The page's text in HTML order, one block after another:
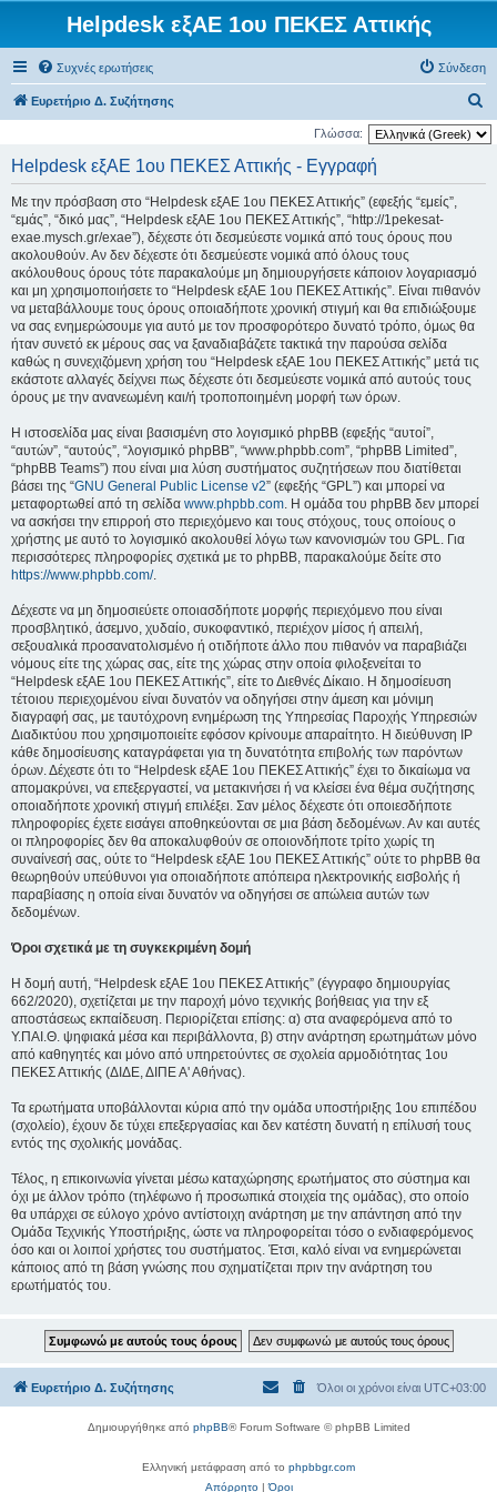
Helpdesk εξΑΕ 1ου ΠΕΚΕΣ Αττικής
Συχνές ερωτήσεις Σύνδεση
Ευρετήριο Δ. Συζήτησης
ν
Γλώσσα:
Helpdesk εξΑΕ 1ου ΠΕΚΕΣ Αττικής - Εγγραφή
Με την πρόσβαση στο “Helpdesk εξΑΕ 1ου ΠΕΚΕΣ Αττικής” (εφεξής “εμείς”,
“εμάς”, “δικό μας”, “Helpdesk εξΑΕ 1ου ΠΕΚΕΣ Αττικής”, “http://1pekesat-
exae.mysch.gr/exae”), δέχεστε ότι δεσμεύεστε νομικά από τους όρους που
ακολουθούν. Αν δεν δέχεστε ότι δεσμεύεστε νομικά από όλους τους
ακόλουθους όρους τότε παρακαλούμε μη δημιουργήσετε κάποιον λογαριασμό
και μη χρησιμοποιήσετε το “Helpdesk εξΑΕ 1ου ΠΕΚΕΣ Αττικής”. Είναι πιθανόν
να μεταβάλλουμε τους όρους οποιαδήποτε χρονική στιγμή και θα επιδιώξουμε
να σας ενημερώσουμε για αυτό με τον προσφορότερο δυνατό τρόπο, όμως θα
ήταν συνετό εκ μέρους σας να ξαναδιαβάζετε τακτικά την παρούσα σελίδα
καθώς η συνεχιζόμενη χρήση του “Helpdesk εξΑΕ 1ου ΠΕΚΕΣ Αττικής” μετά τις
εκάστοτε αλλαγές δείχνει πως δέχεστε ότι δεσμεύεστε νομικά από αυτούς τους
όρους με την ανανεωμένη και/ή τροποποιημένη μορφή των όρων.
Η ιστοσελίδα μας είναι βασισμένη στο λογισμικό phpBB (εφεξής “αυτοί”,
“αυτών”, “αυτούς”, “λογισμικό phpBB”, “www.phpbb.com”, “phpBB Limited”,
“phpBB Teams”) που είναι μια λύση συστήματος συζητήσεων που διατίθεται
βάσει της “GNU General Public License v2” (εφεξής “GPL”) και μπορεί να
μεταφορτωθεί από τη σελίδα www.phpbb.com. Η ομάδα του phpBB δεν μπορεί
να ασκήσει την επιρροή στο περιεχόμενο και τους στόχους, τους οποίους ο
χρήστης με αυτό το λογισμικό ακολουθεί λόγω των κανονισμών του GPL. Για
περισσότερες πληροφορίες σχετικά με το phpBB, παρακαλούμε δείτε στο
https://www.phpbb.com/.
Δέχεστε να μη δημοσιεύετε οποιασδήποτε μορφής περιεχόμενο που είναι
προσβλητικό, άσεμνο, χυδαίο, συκοφαντικό, περιέχον μίσος ή απειλή,
σεξουαλικά προσανατολισμένο ή οτιδήποτε άλλο που πιθανόν να παραβιάζει
νόμους είτε της χώρας σας, είτε της χώρας στην οποία φιλοξενείται το
“Helpdesk εξΑΕ 1ου ΠΕΚΕΣ Αττικής”, είτε το Διεθνές Δίκαιο. Η δημοσίευση
τέτοιου περιεχομένου είναι δυνατόν να οδηγήσει στην άμεση και μόνιμη
διαγραφή σας, με ταυτόχρονη ενημέρωση της Υπηρεσίας Παροχής Υπηρεσιών
Διαδικτύου που χρησιμοποιείτε εφόσον κρίνουμε απαραίτητο. Η διεύθυνση IP
κάθε δημοσίευσης καταγράφεται για τη δυνατότητα επιβολής των παρόντων
όρων. Δέχεστε ότι το “Helpdesk εξΑΕ 1ου ΠΕΚΕΣ Αττικής” έχει το δικαίωμα να
απομακρύνει, να επεξεργαστεί, να μετακινήσει ή να κλείσει ένα θέμα συζήτησης
οποιαδήποτε χρονική στιγμή επιλέξει. Σαν μέλος δέχεστε ότι οποιεσδήποτε
πληροφορίες έχετε εισάγει αποθηκεύονται σε μια βάση δεδομένων. Αν και αυτές
οι πληροφορίες δεν θα αποκαλυφθούν σε οποιονδήποτε τρίτο χωρίς τη
συναίνεσή σας, ούτε το “Helpdesk εξΑΕ 1ου ΠΕΚΕΣ Αττικής” ούτε το phpBB θα
θεωρηθούν υπεύθυνοι για οποιαδήποτε απόπειρα ηλεκτρονικής εισβολής ή
παραβίασης η οποία είναι δυνατόν να οδηγήσει σε απώλεια αυτών των
δεδομένων.
Όροι σχετικά με τη συγκεκριμένη δομή
Η δομή αυτή, “Helpdesk εξΑΕ 1ου ΠΕΚΕΣ Αττικής” (έγγραφο δημιουργίας
662/2020), σχετίζεται με την παροχή μόνο τεχνικής βοήθειας για την εξ
αποστάσεως εκπαίδευση. Περιορίζεται επίσης: α) στα αναφερόμενα από το
Υ.ΠΑΙ.Θ. ψηφιακά μέσα και περιβάλλοντα, β) στην ανάρτηση ερωτημάτων μόνο
από καθηγητές και μόνο από υπηρετούντες σε σχολεία αρμοδιότητας 1ου
ΠΕΚΕΣ Αττικής (ΔΙΔΕ, ΔΙΠΕ Α' Αθήνας).
Τα ερωτήματα υποβάλλονται κύρια από την ομάδα υποστήριξης 1ου επιπέδου
(σχολείο), έχουν δε τύχει επεξεργασίας και δεν κατέστη δυνατή η επίλυσή τους
εντός της σχολικής μονάδας.
Τέλος, η επικοινωνία γίνεται μέσω καταχώρησης ερωτήματος στο σύστημα και
όχι με άλλον τρόπο (τηλέφωνο ή προσωπικά στοιχεία της ομάδας), στο οποίο
θα υπάρχει σε εύλογο χρόνο αντίστοιχη ανάρτηση με την απάντηση από την
Ομάδα Τεχνικής Υποστήριξης, ώστε να πληροφορείται τόσο ο ενδιαφερόμενος
όσο και οι λοιποί χρήστες του συστήματος. Έτσι, καλό είναι να ενημερώνεται
κάποιος από τη βάση γνώσης που σχηματίζεται πριν την ανάρτηση του
ερωτήματός του.
Ευρετήριο Δ. Συζήτησης Όλοι οι χρόνοι είναι UTC+03:00
Δημιουργήθηκε από phpBB® Forum Software © phpBB Limited
Ελληνική μετάφραση από το phpbbgr.com
Απόρρητο|Όροι